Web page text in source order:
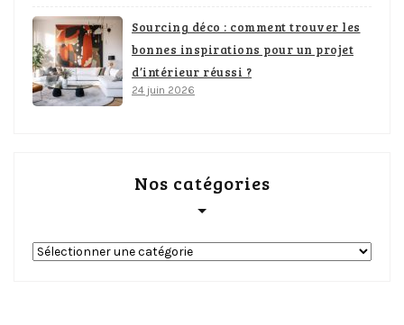
Sourcing déco : comment trouver les
bonnes inspirations pour un projet
d’intérieur réussi ?
24 juin 2026
Nos catégories